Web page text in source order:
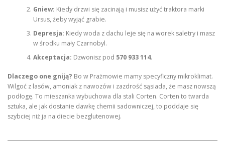
Gniew: Kiedy drzwi się zacinają i musisz użyć traktora marki
Ursus, żeby wyjąć grabie.
Depresja: Kiedy woda z dachu leje się na worek saletry i masz
w środku mały Czarnobyl.
Akceptacja: Dzwonisz pod 570 933 114.
Dlaczego one gniją? Bo w Prażmowie mamy specyficzny mikroklimat.
Wilgoć z lasów, amoniak z nawozów i zazdrość sąsiada, że masz nowszą
podłogę. To mieszanka wybuchowa dla stali Corten. Corten to twarda
sztuka, ale jak dostanie dawkę chemii sadowniczej, to poddaje się
szybciej niż ja na diecie bezglutenowej.